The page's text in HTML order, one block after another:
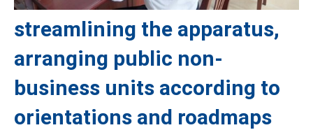
streamlining the apparatus,
arranging public non-
business units according to
orientations and roadmaps